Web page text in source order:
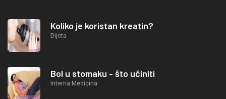
Koliko je koristan kreatin?
Dijeta
Bol u stomaku - što učiniti
Interna Medicina